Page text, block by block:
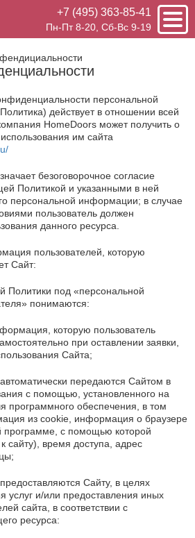
+7 (495) 363-85-41
Пн-Пт 8-20, Сб-Вс 9-19
персональной
действует в отношении всей
HomeDoors может получить о
им сайта
безоговорочное согласие
Политикой и указанными в ней
персональной информации; в случае
пользователь должен
данного ресурса.
пользователей, которую
Сайт:
Политики под «персональной
понимаются:
которую пользователь
при оставлении заявки,
Сайта;
передаются Сайтом в
с помощью, установленного на
программного обеспечения, в том
из cookie, информация о браузере
программе, с помощью которой
сайту), время доступа, адрес
Сайту, в целях
услуг и/или предоставления иных
сайта, в соответствии с
ресурса: